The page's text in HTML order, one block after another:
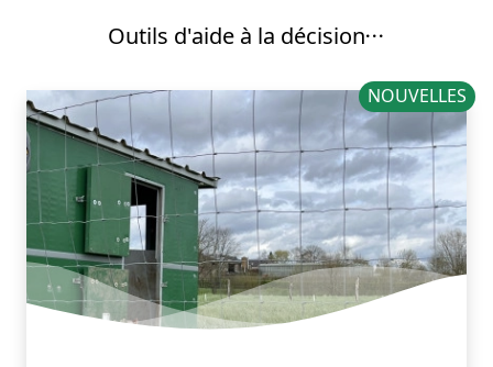
Outils d'aide à la décision
NOUVELLES